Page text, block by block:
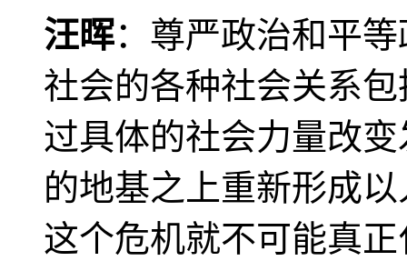
汪晖：尊严政治和平
社会的各种社会关系
过具体的社会力量改
的地基之上重新形成
这个危机就不可能真